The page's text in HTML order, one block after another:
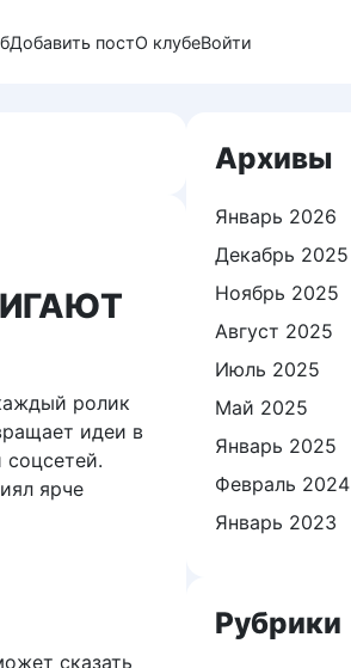
Добавить постО клубеВойти
ролик
идеи в
ярче
сказать
Архивы
Январь 2026
Декабрь 2025
Ноябрь 2025
Август 2025
Июль 2025
Май 2025
Январь 2025
Февраль 2024
Январь 2023
Рубрики